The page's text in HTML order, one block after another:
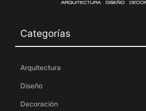
Categorías
Arquitectura
Diseño
Decoración